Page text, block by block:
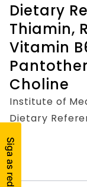
Dietary
Thiamin,
Vitamin
Choline
Institute of
Dietary
Niacin, Vitamin
Pantothenic
Washington,